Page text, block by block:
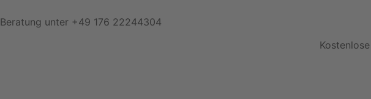
Beratung unter +49 176 22244304